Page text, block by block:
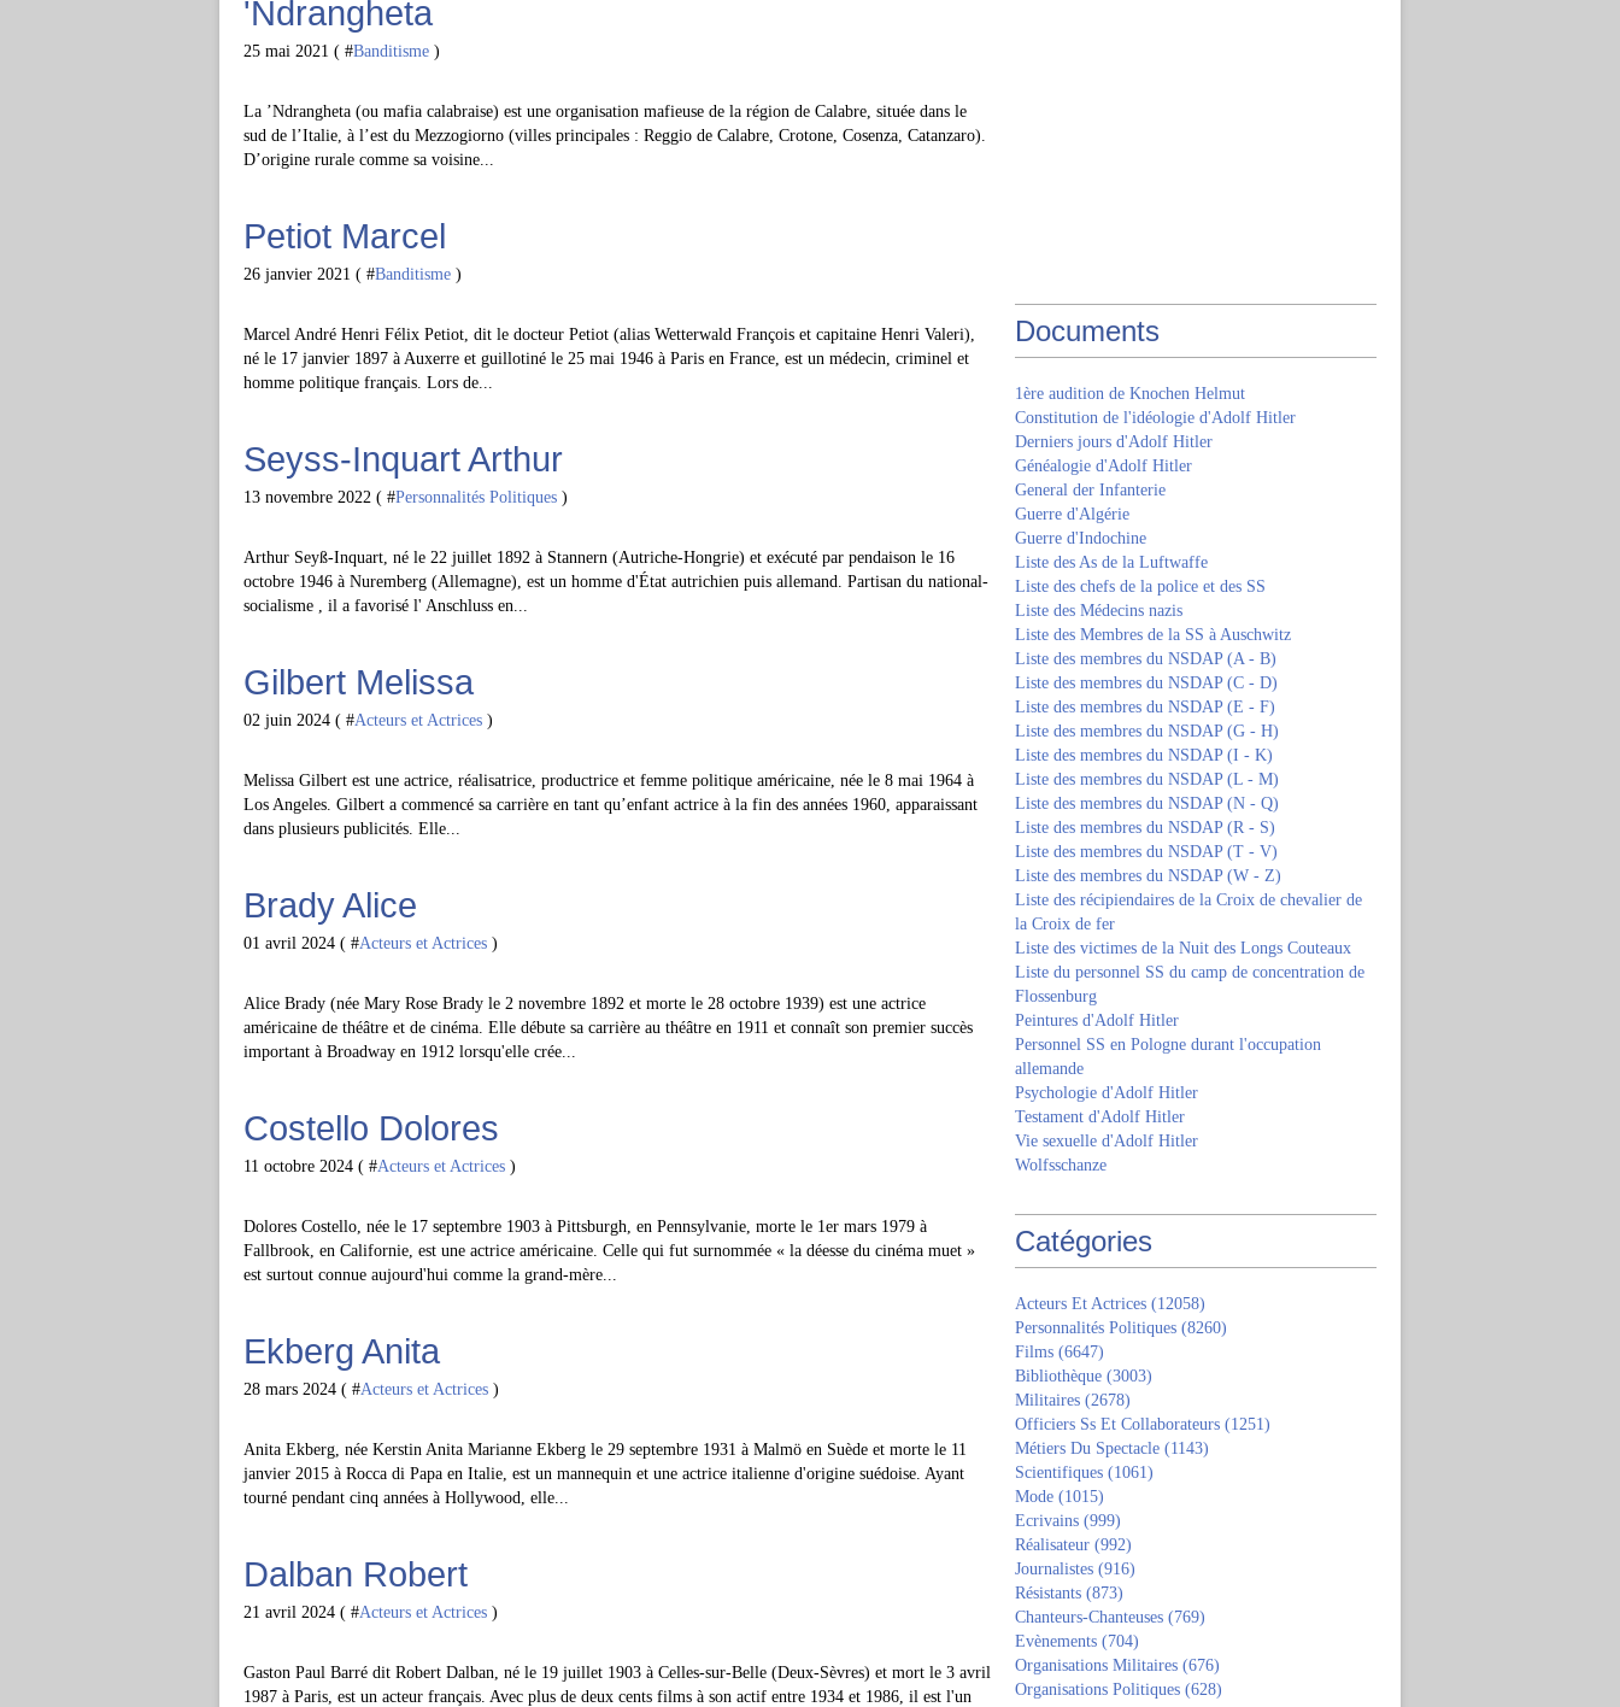
'Ndrangheta
25 mai 2021 ( #Banditisme )
La ’Ndrangheta (ou mafia calabraise) est une organisation mafieuse de la région de Calabre, située dans le
sud de l’Italie, à l’est du Mezzogiorno (villes principales : Reggio de Calabre, Crotone, Cosenza, Catanzaro).
D’origine rurale comme sa voisine...
Petiot Marcel
26 janvier 2021 ( #Banditisme )
Marcel André Henri Félix Petiot, dit le docteur Petiot (alias Wetterwald François et capitaine Henri Valeri),
né le 17 janvier 1897 à Auxerre et guillotiné le 25 mai 1946 à Paris en France, est un médecin, criminel et
homme politique français. Lors de...
Seyss-Inquart Arthur
13 novembre 2022 ( #Personnalités Politiques )
Arthur Seyß-Inquart, né le 22 juillet 1892 à Stannern (Autriche-Hongrie) et exécuté par pendaison le 16
octobre 1946 à Nuremberg (Allemagne), est un homme d'État autrichien puis allemand. Partisan du national-
socialisme , il a favorisé l' Anschluss en...
Gilbert Melissa
02 juin 2024 ( #Acteurs et Actrices )
Melissa Gilbert est une actrice, réalisatrice, productrice et femme politique américaine, née le 8 mai 1964 à
Los Angeles. Gilbert a commencé sa carrière en tant qu’enfant actrice à la fin des années 1960, apparaissant
dans plusieurs publicités. Elle...
Brady Alice
01 avril 2024 ( #Acteurs et Actrices )
Alice Brady (née Mary Rose Brady le 2 novembre 1892 et morte le 28 octobre 1939) est une actrice
américaine de théâtre et de cinéma. Elle débute sa carrière au théâtre en 1911 et connaît son premier succès
important à Broadway en 1912 lorsqu'elle crée...
Costello Dolores
11 octobre 2024 ( #Acteurs et Actrices )
Dolores Costello, née le 17 septembre 1903 à Pittsburgh, en Pennsylvanie, morte le 1er mars 1979 à
Fallbrook, en Californie, est une actrice américaine. Celle qui fut surnommée « la déesse du cinéma muet »
est surtout connue aujourd'hui comme la grand-mère...
Ekberg Anita
28 mars 2024 ( #Acteurs et Actrices )
Anita Ekberg, née Kerstin Anita Marianne Ekberg le 29 septembre 1931 à Malmö en Suède et morte le 11
janvier 2015 à Rocca di Papa en Italie, est un mannequin et une actrice italienne d'origine suédoise. Ayant
tourné pendant cinq années à Hollywood, elle...
Dalban Robert
21 avril 2024 ( #Acteurs et Actrices )
Gaston Paul Barré dit Robert Dalban, né le 19 juillet 1903 à Celles-sur-Belle (Deux-Sèvres) et mort le 3 avril
1987 à Paris, est un acteur français. Avec plus de deux cents films à son actif entre 1934 et 1986, il est l'un
Documents
1ère audition de Knochen Helmut
Constitution de l'idéologie d'Adolf Hitler
Derniers jours d'Adolf Hitler
Généalogie d'Adolf Hitler
General der Infanterie
Guerre d'Algérie
Guerre d'Indochine
Liste des As de la Luftwaffe
Liste des chefs de la police et des SS
Liste des Médecins nazis
Liste des Membres de la SS à Auschwitz
Liste des membres du NSDAP (A - B)
Liste des membres du NSDAP (C - D)
Liste des membres du NSDAP (E - F)
Liste des membres du NSDAP (G - H)
Liste des membres du NSDAP (I - K)
Liste des membres du NSDAP (L - M)
Liste des membres du NSDAP (N - Q)
Liste des membres du NSDAP (R - S)
Liste des membres du NSDAP (T - V)
Liste des membres du NSDAP (W - Z)
Liste des récipiendaires de la Croix de chevalier de
la Croix de fer
Liste des victimes de la Nuit des Longs Couteaux
Liste du personnel SS du camp de concentration de
Flossenburg
Peintures d'Adolf Hitler
Personnel SS en Pologne durant l'occupation
allemande
Psychologie d'Adolf Hitler
Testament d'Adolf Hitler
Vie sexuelle d'Adolf Hitler
Wolfsschanze
Catégories
Acteurs Et Actrices (12058)
Personnalités Politiques (8260)
Films (6647)
Bibliothèque (3003)
Militaires (2678)
Officiers Ss Et Collaborateurs (1251)
Métiers Du Spectacle (1143)
Scientifiques (1061)
Mode (1015)
Ecrivains (999)
Réalisateur (992)
Journalistes (916)
Résistants (873)
Chanteurs-Chanteuses (769)
Evènements (704)
Organisations Militaires (676)
Organisations Politiques (628)